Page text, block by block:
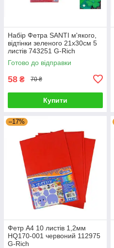
Набір Фетра SANTI м'якого,
відтінки зеленого 21х30см 5
листів 743251 G-Rich
Готово до відправки
58 ₴ 70 ₴
Купити
–17%
Фетр А4 10 листів 1,2мм
HQ170-001 червоний 112975
G-Rich